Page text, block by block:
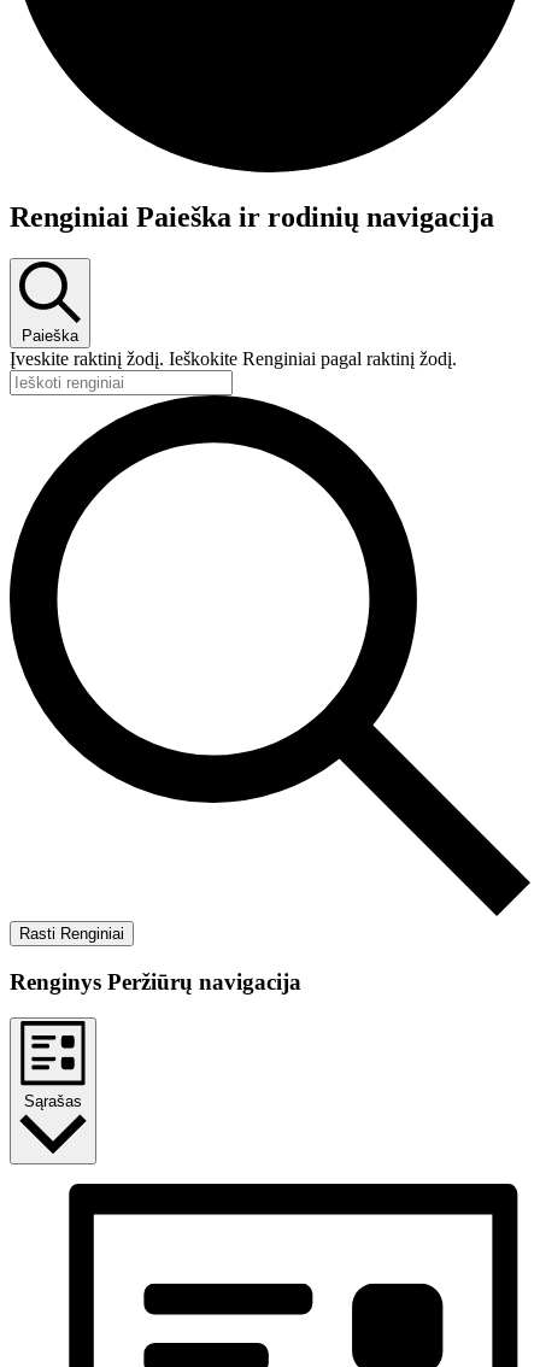
Renginiai
Renginiai Paieška ir rodinių navigacija
Paieška
Įveskite raktinį žodį. Ieškokite Renginiai pagal raktinį žodį.
Rasti Renginiai
Renginys Peržiūrų navigacija
Sąrašas